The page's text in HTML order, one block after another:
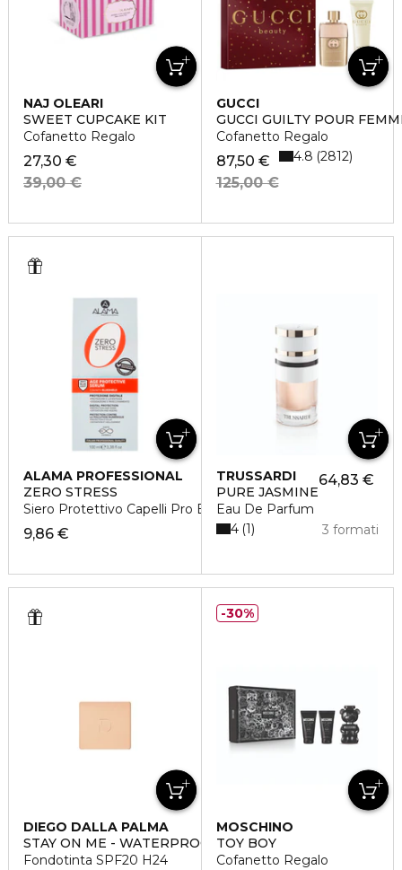
NAJ OLEARI
SWEET CUPCAKE KIT
Cofanetto Regalo
27,30 €
39,00 €
GUCCI
GUCCI GUILTY POUR
Cofanetto Regalo
87,50 €
125,00 €
4.8 2812
ALAMA PROFESSIONAL
ZERO STRESS
Siero Protettivo Capelli Pro Età
9,86 €
TRUSSARDI
PURE JASMINE
Eau De Parfum
64,83 €
3 formati
4 1
DIEGO DALLA PALMA
STAY ON ME - WATERPROOF POWDER FOUNDATION
Fondotinta SPF20 H24
MOSCHINO
TOY BOY
Cofanetto Regalo
30%